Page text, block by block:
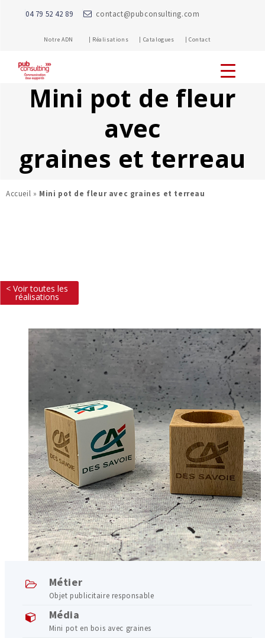
04 79 52 42 89 contact@pubconsulting.com
Notre ADN | Réalisations | Catalogues | Contact
Mini pot de fleur
avec
graines et terreau
Accueil » Mini pot de fleur avec graines et terreau
< Voir toutes les
réalisations
Métier
Objet publicitaire responsable
Média
Mini pot en bois avec graines